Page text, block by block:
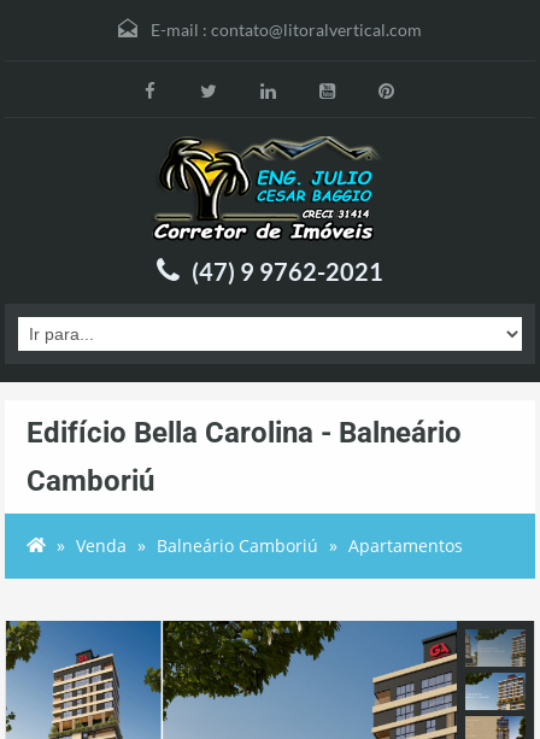
E-mail : contato@litoralvertical.com
(47) 9 9762-2021
Edifício Bella Carolina - Balneário
Camboriú
Venda Balneário Camboriú Apartamentos